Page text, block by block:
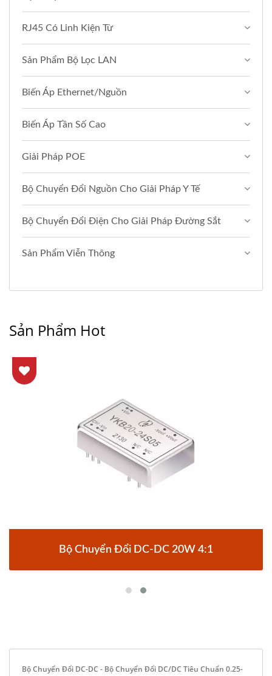
RJ45 Có Linh Kiện Từ
Sản Phẩm Bộ Lọc LAN
Biến Áp Ethernet/Nguồn
Biến Áp Tần Số Cao
Giải Pháp POE
Bộ Chuyển Đổi Nguồn Cho Giải Pháp Y Tế
Bộ Chuyển Đổi Điện Cho Giải Pháp Đường Sắt
Sản Phẩm Viễn Thông
Sản Phẩm Hot
Bộ Chuyển Đổi DC-DC 20W 4:1
Bộ Chuyển Đổi DC-DC - Bộ Chuyển Đổi DC/DC Tiêu Chuẩn 0.25-